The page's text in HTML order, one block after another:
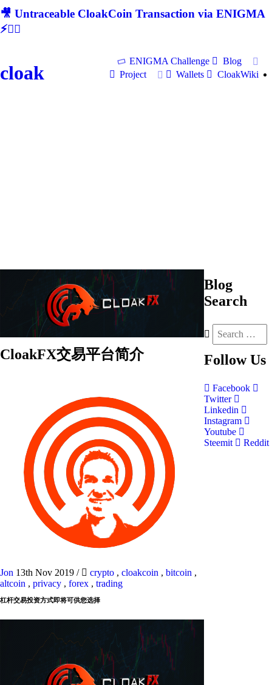
🎥 Untraceable CloakCoin Transaction via ENIGMA
⚡🕵‍♂
cloak
ENIGMA Challenge
Blog
Project
Wallets CloakWiki
CloakFX交易平台简介
Jon 13th Nov 2019 / crypto , cloakcoin , bitcoin ,
altcoin , privacy , forex , trading
杠杆交易投资方式即将可供您选择
Blog
Search
Follow Us
Facebook
Twitter
Linkedin
Instagram
Youtube
Steemit
Reddit